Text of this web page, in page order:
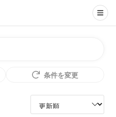
条件を変更